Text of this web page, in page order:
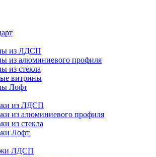
из ЛДСП
из алюминиевого профиля
из стекла
витрины
Лофт
из ЛДСП
из алюминиевого профиля
из стекла
Лофт
ЛДСП